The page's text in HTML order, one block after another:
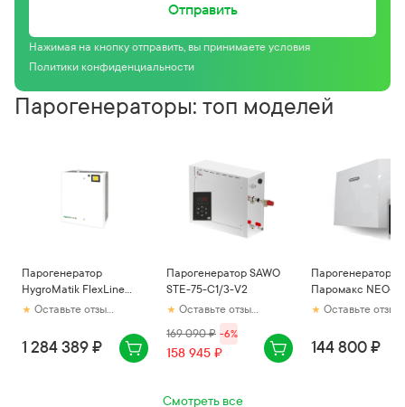
Отправить
Нажимая на кнопку отправить, вы принимаете условия
Политики конфиденциальности
Парогенераторы: топ моделей
Парогенератор
HygroMatik FlexLine
FLE65-TSPA
Оставьте отзыв первым
1 284 389 ₽
Парогенератор SAWO
STE-75-C1/3-V2
Оставьте отзыв первым
169 090₽ -6%
158 945 ₽
Парогенератор
Паромакс NEO-
Интеллект 12кВт
Оставьте отзыв первым
144 800 ₽
Смотреть все